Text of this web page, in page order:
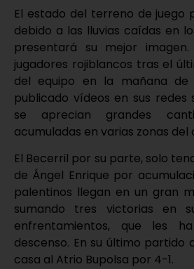
El estado del terreno de juego
debido a las lluvias caídas en
presentará su mejor
jugadores rojiblancos tras el
del equipo en la mañana de
publicado vídeos en sus redes
se aprecian grandes
acumuladas en varias zonas del
El Becerril por su parte, solo
de Ángel Enrique por
palentinos llegan en un gran
sumando tres victorias en
enfrentamientos, que les
descenso. En su último partido
casa al Atrio Bupolsa por 4-1.